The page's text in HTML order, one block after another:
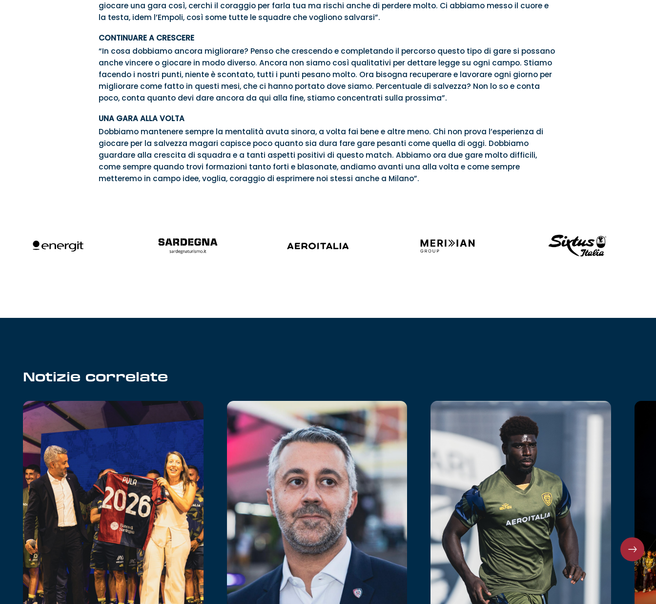
giocare una gara così, cerchi il coraggio per farla tua ma rischi anche di perdere molto. Ci abbiamo messo il cuore e
la testa, idem l’Empoli, così some tutte le squadre che vogliono salvarsi”.
CONTINUARE A CRESCERE
“In cosa dobbiamo ancora migliorare? Penso che crescendo e completando il percorso questo tipo di gare si possano
anche vincere o giocare in modo diverso. Ancora non siamo così qualitativi per dettare legge su ogni campo. Stiamo
facendo i nostri punti, niente è scontato, tutti i punti pesano molto. Ora bisogna recuperare e lavorare ogni giorno per
migliorare come fatto in questi mesi, che ci hanno portato dove siamo. Percentuale di salvezza? Non lo so e conta
poco, conta quanto devi dare ancora da qui alla fine, stiamo concentrati sulla prossima”.
UNA GARA ALLA VOLTA
Dobbiamo mantenere sempre la mentalità avuta sinora, a volta fai bene e altre meno. Chi non prova l’esperienza di
giocare per la salvezza magari capisce poco quanto sia dura fare gare pesanti come quella di oggi. Dobbiamo
guardare alla crescita di squadra e a tanti aspetti positivi di questo match. Abbiamo ora due gare molto difficili,
come sempre quando trovi formazioni tanto forti e blasonate, andiamo avanti una alla volta e come sempre
metteremo in campo idee, voglia, coraggio di esprimere noi stessi anche a Milano”.
Notizie correlate